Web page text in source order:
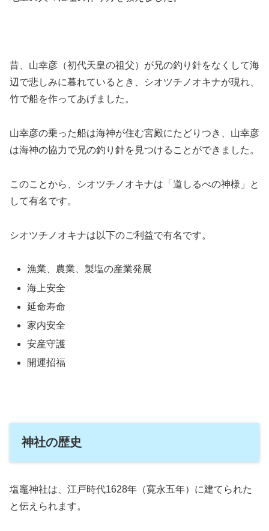
昔、山幸彦（初代天皇の祖父）が兄の釣り針をなくして海
辺で悲しみに暮れているとき、シオツチノオキナが現れ、
竹で船を作ってあげました。
山幸彦の乗った船は海神が住む宮殿にたどりつき、山幸彦
は海神の協力で兄の釣り針を見つけることができました。
このことから、シオツチノオキナは「道しるべの神様」と
して有名です。
シオツチノオキナは 以下のご利益で有名です。
漁業、農業、製塩の産業発展
海上安全
延命寿命
家内安全
安産守護
開運招福
神社の歴史
塩竈神社は、江戸時代1628年（寛永五年）に建てられた
と伝えられます。